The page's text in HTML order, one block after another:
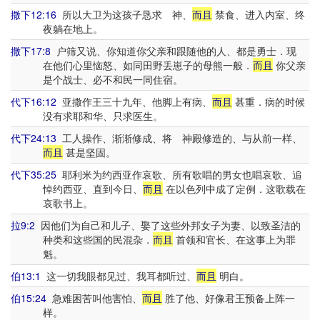
撒下12:16 所以大卫为这孩子恳求 神、 而且 禁食、进入内室、终
夜躺在地上。
撒下17:8 户筛又说、你知道你父亲和跟随他的人、都是勇士．现
在他们心里恼怒、如同田野丢崽子的母熊一般． 而且 你父亲
是个战士、必不和民一同住宿。
代下16:12 亚撒作王三十九年、他脚上有病、 而且 甚重．病的时候
没有求耶和华、只求医生。
代下24:13 工人操作、渐渐修成、将 神殿修造的、与从前一样、
而且 甚是坚固。
代下35:25 耶利米为约西亚作哀歌、所有歌唱的男女也唱哀歌、追
悼约西亚、直到今日、 而且 在以色列中成了定例．这歌载在
哀歌书上。
拉9:2 因他们为自己和儿子、娶了这些外邦女子为妻、以致圣洁的
种类和这些国的民混杂． 而且 首领和官长、在这事上为罪
魁。
伯13:1 这一切我眼都见过、我耳都听过、 而且 明白。
伯15:24 急难困苦叫他害怕、 而且 胜了他、好像君王预备上阵一
样。